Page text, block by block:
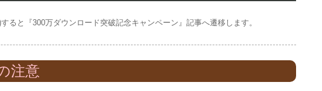
ると『300万ダウンロード突破記念キャンペーン』記事へ遷移します。
注意